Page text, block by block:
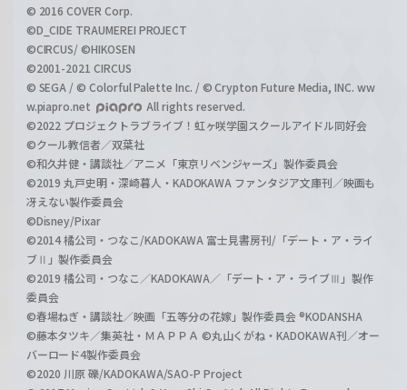
© 2016 COVER Corp.
©D_CIDE TRAUMEREI PROJECT
©CIRCUS/ ©HIKOSEN
©2001-2021 CIRCUS
© SEGA / © Colorful Palette Inc. / © Crypton Future Media, INC. ww
w.piapro.net
All rights reserved.
©2022 プロジェクトラブライブ！虹ヶ咲学園スクールアイドル同好会
©クール教信者／双葉社
©和久井健・講談社／アニメ「東京リベンジャーズ」製作委員会
©2019 丸戸史明・深崎暮人・KADOKAWA ファンタジア文庫刊／映画も
冴えない製作委員会
©Disney/Pixar
©2014 橘公司・つなこ/KADOKAWA 富士見書房刊/「デート・ア・ライ
ブⅡ」製作委員会
©2019 橘公司・つなこ／KADOKAWA／「デート・ア・ライブⅢ」製作
委員会
©春場ねぎ・講談社／映画「五等分の花嫁」製作委員会 ®KODANSHA
©藤本タツキ／集英社・ＭＡＰＰＡ ©丸山くがね・KADOKAWA刊／オー
バーロード4製作委員会
©2020 川原 礫/KADOKAWA/SAO-P Project